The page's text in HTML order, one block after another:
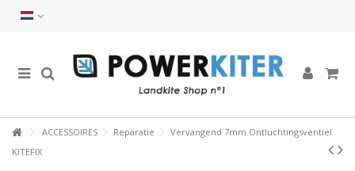
ACCESSOIRES Reparatie
Vervangend 7mm Ontluchtingsventiel
KITEFIX